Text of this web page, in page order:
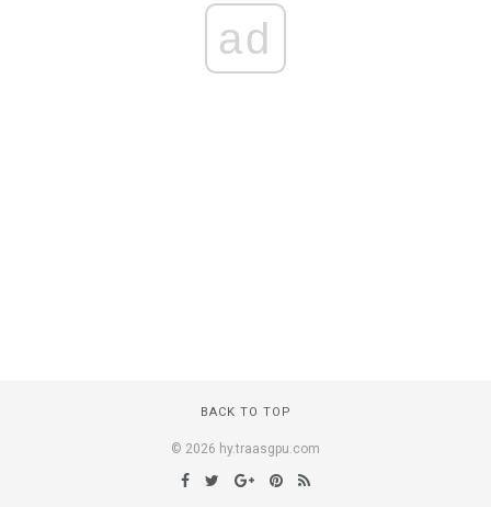
ad
BACK TO TOP
© 2026 hy.traasgpu.com